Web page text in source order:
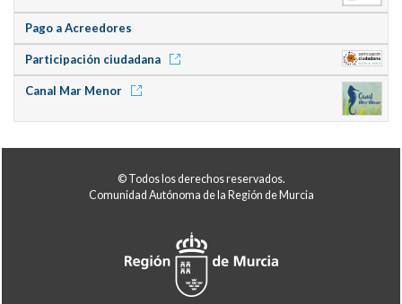
Pago a Acreedores
Participación ciudadana
Canal Mar Menor
© Todos los derechos reservados.
Comunidad Autónoma de la Región de Murcia